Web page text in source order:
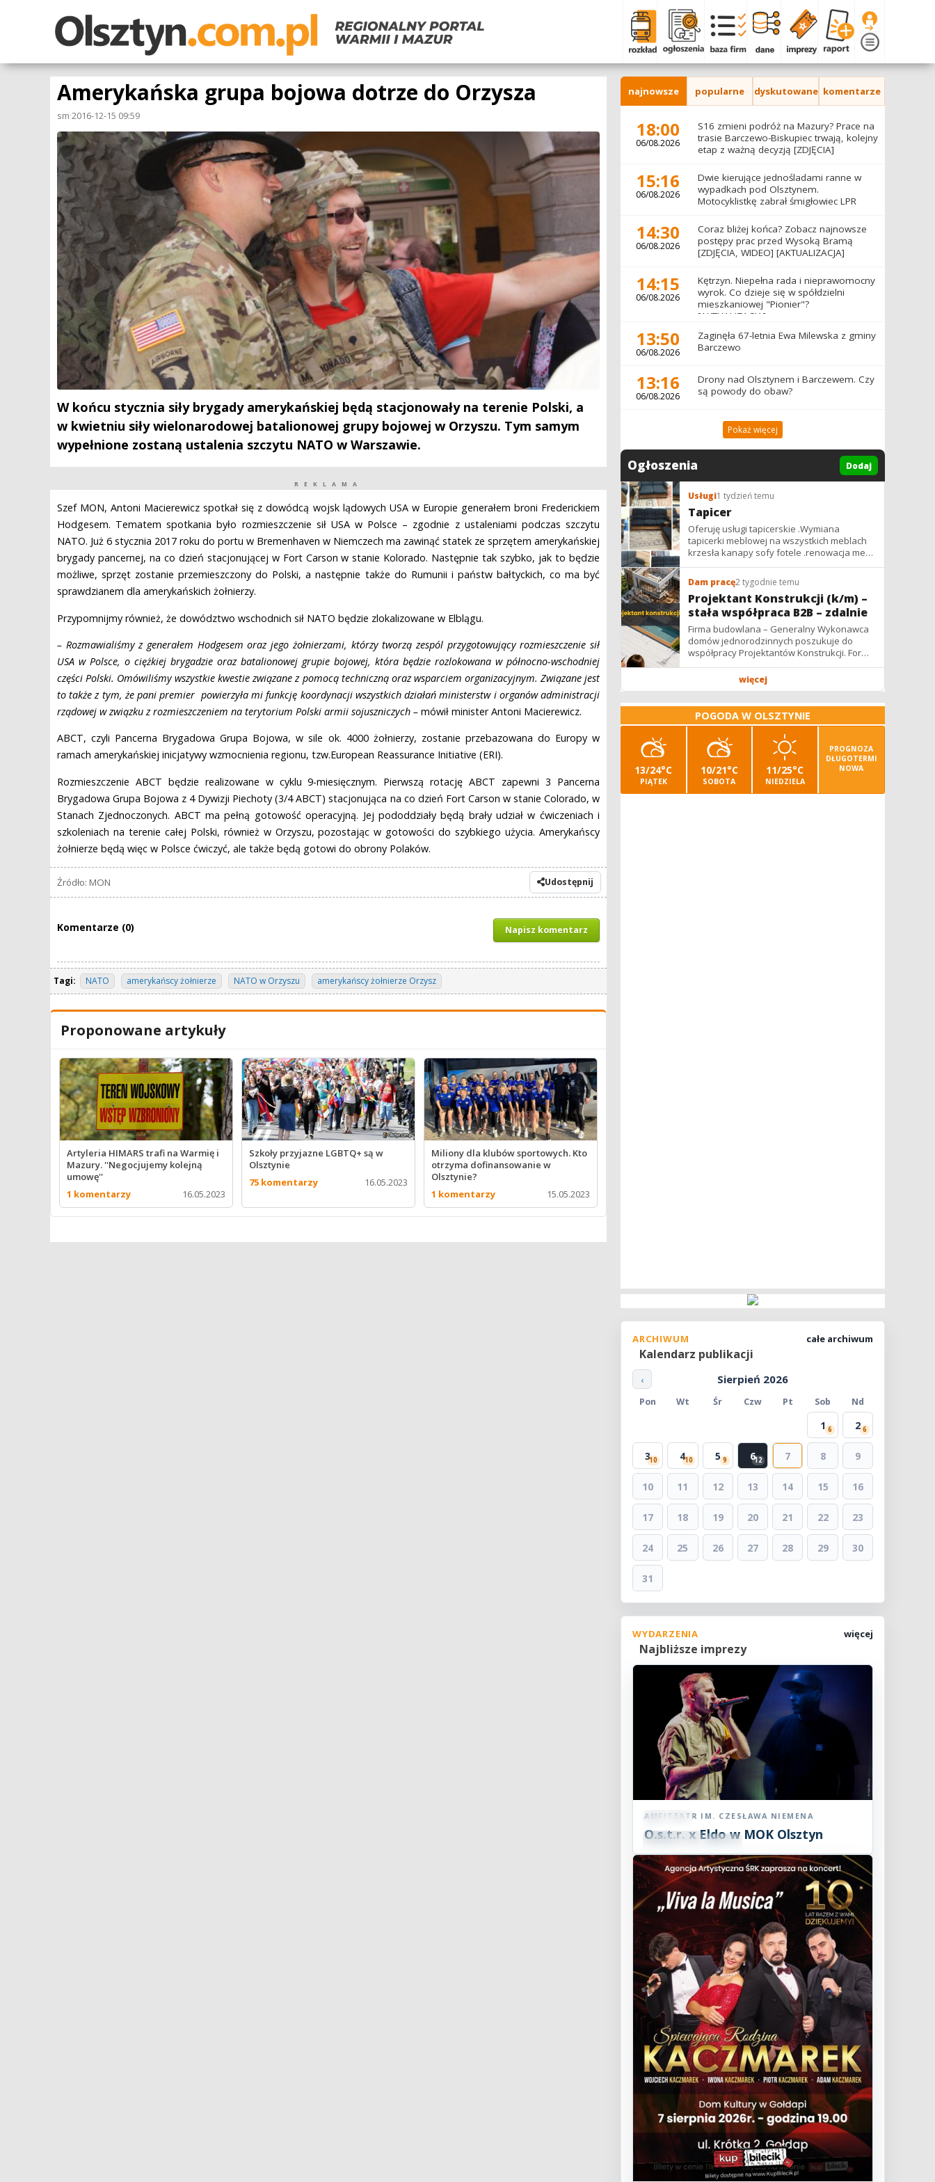
Amerykańska grupa bojowa dotrze do Orzysza
sm·2016-12-15 09:59
W końcu stycznia siły brygady amerykańskiej będą stacjonowały na terenie Polski, a
w kwietniu siły wielonarodowej batalionowej grupy bojowej w Orzyszu. Tym samym
wypełnione zostaną ustalenia szczytu NATO w Warszawie.
REKLAMA
Szef MON, Antoni Macierewicz spotkał się z dowódcą wojsk lądowych USA w Europie generałem broni Frederickiem
Hodgesem. Tematem spotkania było rozmieszczenie sił USA w Polsce – zgodnie z ustaleniami podczas szczytu
NATO. Już 6 stycznia 2017 roku do portu w Bremenhaven w Niemczech ma zawinąć statek ze sprzętem amerykańskiej
brygady pancernej, na co dzień stacjonującej w Fort Carson w stanie Kolorado. Następnie tak szybko, jak to będzie
możliwe, sprzęt zostanie przemieszczony do Polski, a następnie także do Rumunii i państw bałtyckich, co ma być
sprawdzianem dla amerykańskich żołnierzy.
Przypomnijmy również, że dowództwo wschodnich sił NATO będzie zlokalizowane w Elblągu.
– Rozmawialiśmy z generałem Hodgesem oraz jego żołnierzami, którzy tworzą zespól przygotowujący rozmieszczenie sił
USA w Polsce, o ciężkiej brygadzie oraz batalionowej grupie bojowej, która będzie rozlokowana w północno-wschodniej
części Polski. Omówiliśmy wszystkie kwestie związane z pomocą techniczną oraz wsparciem organizacyjnym. Związane jest
to także z tym, że pani premier powierzyła mi funkcję koordynacji wszystkich działań ministerstw i organów administracji
rządowej w związku z rozmieszczeniem na terytorium Polski armii sojuszniczych – mówił minister Antoni Macierewicz.
ABCT, czyli Pancerna Brygadowa Grupa Bojowa, w sile ok. 4000 żołnierzy, zostanie przebazowana do Europy w
ramach amerykańskiej inicjatywy wzmocnienia regionu, tzw.European Reassurance Initiative (ERI).
Rozmieszczenie ABCT będzie realizowane w cyklu 9-miesięcznym. Pierwszą rotację ABCT zapewni 3 Pancerna
Brygadowa Grupa Bojowa z 4 Dywizji Piechoty (3/4 ABCT) stacjonująca na co dzień Fort Carson w stanie Colorado, w
Stanach Zjednoczonych. ABCT ma pełną gotowość operacyjną. Jej pododdziały będą brały udział w ćwiczeniach i
szkoleniach na terenie całej Polski, również w Orzyszu, pozostając w gotowości do szybkiego użycia. Amerykańscy
żołnierze będą więc w Polsce ćwiczyć, ale także będą gotowi do obrony Polaków.
Źródło: MON Udostępnij
Komentarze (0) Napisz komentarz
Tagi: NATO amerykańscy żołnierze NATO w Orzyszu amerykańscy żołnierze Orzysz
Proponowane artykuły
Artyleria HIMARS trafi na Warmię i
Mazury. ''Negocjujemy kolejną
umowę''
1 komentarzy
16.05.2023
Szkoły przyjazne LGBTQ+ są w
Olsztynie
75 komentarzy
16.05.2023
Miliony dla klubów sportowych. Kto
otrzyma dofinansowanie w
Olsztynie?
1 komentarzy
15.05.2023
najnowsze popularne dyskutowane komentarze
18:00
06/08.2026
S16 zmieni podróż na Mazury? Prace na
trasie Barczewo-Biskupiec trwają, kolejny
etap z ważną decyzją [ZDJĘCIA]
15:16
06/08.2026
Dwie kierujące jednośladami ranne w
wypadkach pod Olsztynem.
Motocyklistkę zabrał śmigłowiec LPR
14:30
06/08.2026
Coraz bliżej końca? Zobacz najnowsze
postępy prac przed Wysoką Bramą
[ZDJĘCIA, WIDEO] [AKTUALIZACJA]
14:15
06/08.2026
Kętrzyn. Niepełna rada i nieprawomocny
wyrok. Co dzieje się w spółdzielni
mieszkaniowej "Pionier"?
[AKTUALIZACJA]
13:50
06/08.2026
Zaginęła 67-letnia Ewa Milewska z gminy
Barczewo
13:16
06/08.2026
Drony nad Olsztynem i Barczewem. Czy
są powody do obaw?
Pokaż więcej
Ogłoszenia Dodaj
Usługi1 tydzień temu
Tapicer
Oferuję usługi tapicerskie .Wymiana
tapicerki meblowej na wszystkich meblach
krzesła kanapy sofy fotele .renowacja mebli
vintage,PRL. glamur
Dam pracę2 tygodnie temu
Projektant Konstrukcji (k/m) –
stała współpraca B2B – zdalnie
Firma budowlana – Generalny Wykonawca
domów jednorodzinnych poszukuje do
współpracy Projektantów Konstrukcji. Forma
współpracy: B2B / podwykonawstwo –
więcej
POGODA W OLSZTYNIE
13/24°C
PIĄTEK
10/21°C
SOBOTA
11/25°C
NIEDZIELA
PROGNOZA
DŁUGOTERMI
NOWA
ARCHIWUM
Kalendarz publikacji
całe archiwum
‹ Sierpień 2026
Pon Wt Śr Czw Pt Sob Nd
1 6 2 6
310 410 5 9 612 7 8 9
10 11 12 13 14 15 16
17 18 19 20 21 22 23
24 25 26 27 28 29 30
31
WYDARZENIA
Najbliższe imprezy
więcej
Koncert
07 SIE
2026
AMFITEATR IM. CZESŁAWA NIEMENA
O.s.t.r. x Eldo w MOK Olsztyn